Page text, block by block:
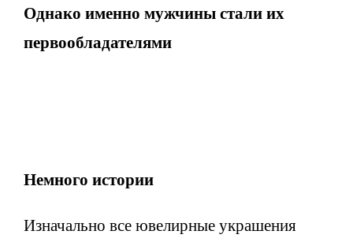
Однако именно мужчины стали их
первообладателями
Немного истории
Изначально все ювелирные украшения